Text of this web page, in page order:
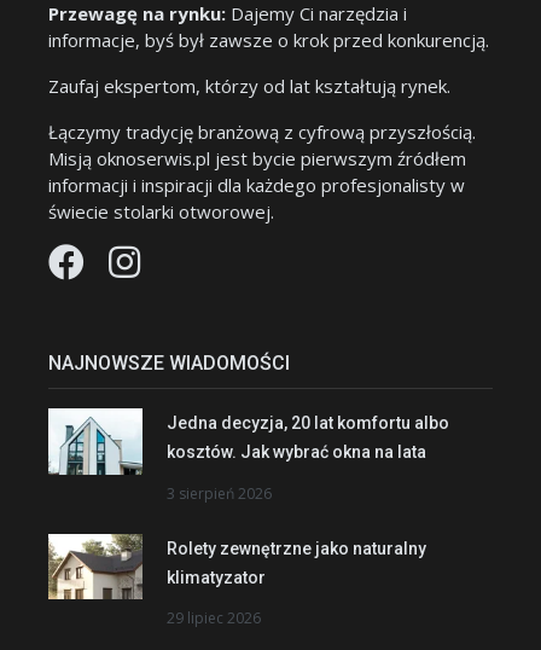
Przewagę na rynku: Dajemy Ci narzędzia i
informacje, byś był zawsze o krok przed konkurencją.
Zaufaj ekspertom, którzy od lat kształtują rynek.
Łączymy tradycję branżową z cyfrową przyszłością.
Misją oknoserwis.pl jest bycie pierwszym źródłem
informacji i inspiracji dla każdego profesjonalisty w
świecie stolarki otworowej.
NAJNOWSZE WIADOMOŚCI
Jedna decyzja, 20 lat komfortu albo
kosztów. Jak wybrać okna na lata
3 sierpień 2026
Rolety zewnętrzne jako naturalny
klimatyzator
29 lipiec 2026